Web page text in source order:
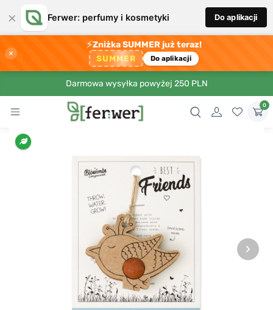
× Ferwer: perfumy i kosmetyki Do aplikacji
×
⚡Zniżka SUMMER już teraz!
SUMMER Do aplikacji
Darmowa wysyłka powyżej 250 PLN
0
›